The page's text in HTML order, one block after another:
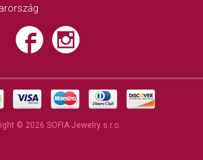
© 2026 SOFIA Jewelry s.r.o.